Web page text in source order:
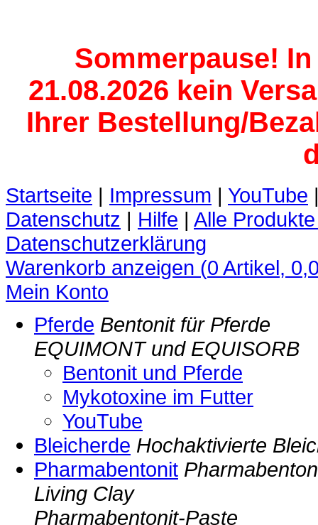
Sommerpause!
21.08.2026 kein
Ihrer Bestellung/
Startseite | Impressum | YouTube
Datenschutz | Hilfe | Alle
Datenschutzerklärung
Warenkorb anzeigen (0 Artikel,
Mein Konto
Pferde Bentonit für Pferde
EQUIMONT und EQUISORB
Bentonit und Pferde
Mykotoxine im Futter
YouTube
Bleicherde Hochaktivierte
Pharmabentonit
Living Clay
Pharmabentonit-Paste